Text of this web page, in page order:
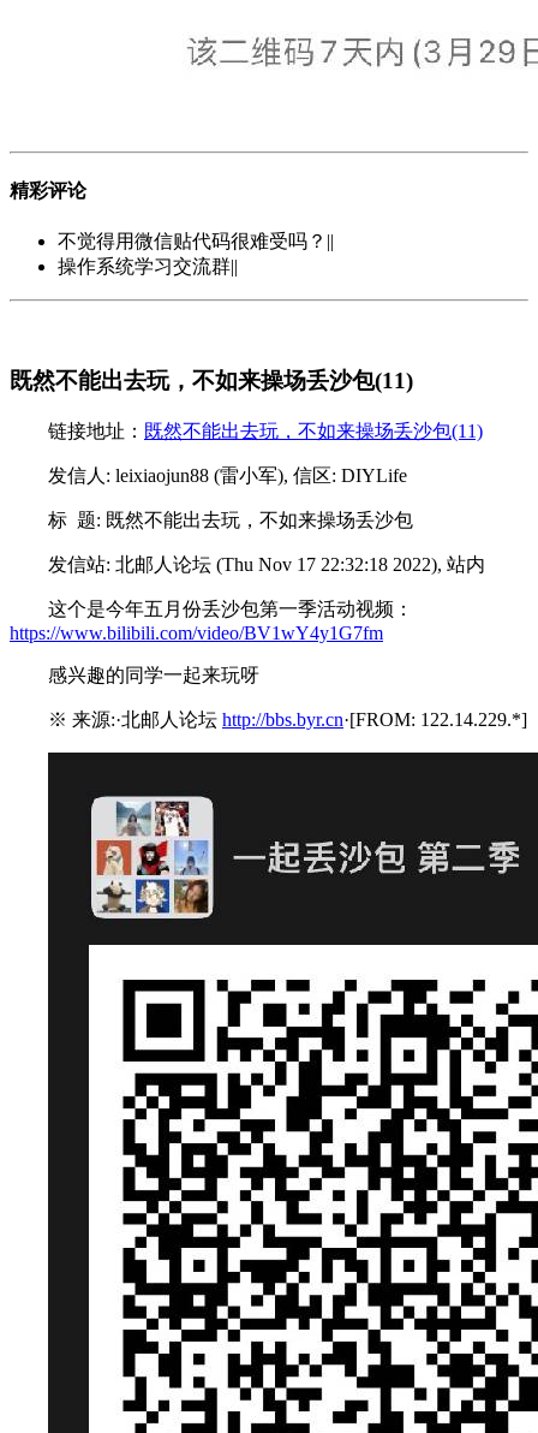
精彩评论
不觉得用微信贴代码很难受吗？||
操作系统学习交流群||
既然不能出去玩，不如来操场丢沙包(11)
链接地址： 既然不能出去玩，不如来操场丢沙包(11)
发信人: leixiaojun88 (雷小军), 信区: DIYLife
标 题: 既然不能出去玩，不如来操场丢沙包
发信站: 北邮人论坛 (Thu Nov 17 22:32:18 2022), 站内
这个是今年五月份丢沙包第一季活动视频：
https://www.bilibili.com/video/BV1wY4y1G7fm
感兴趣的同学一起来玩呀
※ 来源:·北邮人论坛 http://bbs.byr.cn·[FROM: 122.14.229.*]